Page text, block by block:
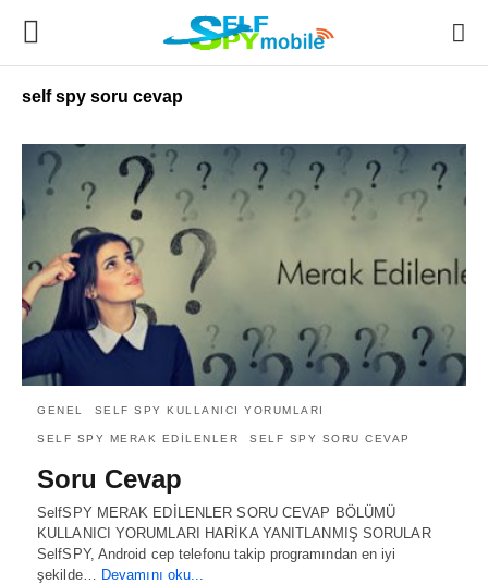
self spy soru cevap
GENEL SELF SPY KULLANICI YORUMLARI
SELF SPY MERAK EDİLENLER SELF SPY SORU CEVAP
Soru Cevap
SelfSPY MERAK EDİLENLER SORU CEVAP BÖLÜMÜ
KULLANICI YORUMLARI HARİKA YANITLANMIŞ SORULAR
SelfSPY, Android cep telefonu takip programından en iyi
şekilde… Devamını oku...